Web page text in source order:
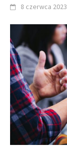
8 czerwca 2023